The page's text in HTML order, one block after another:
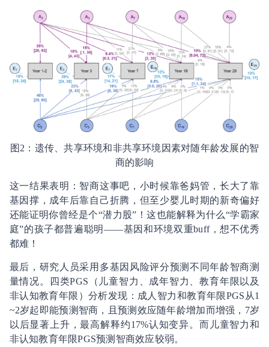
图2：遗传、共享环境和非共享环境因素对随年龄发展的智
商的影响
这一结果表明：智商这事吧，小时候靠爸妈管，长大了靠
基因撑，成年后靠自己折腾，但至少婴儿时期的新奇偏好
还能证明你曾经是个“潜力股”！这也能解释为什么“学霸家
庭”的孩子都普遍聪明——基因和环境双重buff，想不优秀
都难！
最后，研究人员采用多基因风险评分预测不同年龄智商测
量情况。四类PGS（儿童智力、成年智力、教育年限以及
非认知教育年限）分析发现：成人智力和教育年限PGS从1
~2岁起即能预测智商，且预测效应随年龄增加而增强，7岁
以后显著上升，最高解释约17%认知变异。而儿童智力和
非认知教育年限PGS预测智商效应较弱。